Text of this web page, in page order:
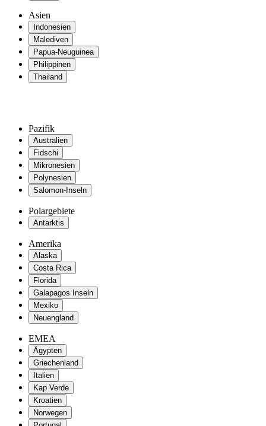
Asien
Indonesien
Malediven
Papua-Neuguinea
Philippinen
Thailand
Pazifik
Australien
Fidschi
Mikronesien
Polynesien
Salomon-Inseln
Polargebiete
Antarktis
Amerika
Alaska
Costa Rica
Florida
Galapagos Inseln
Mexiko
Neuengland
EMEA
Ägypten
Griechenland
Italien
Kap Verde
Kroatien
Norwegen